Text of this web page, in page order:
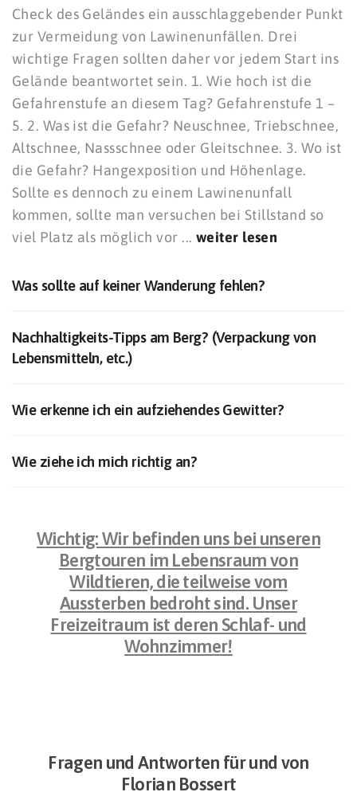
Check des Geländes ein ausschlaggebender Punkt
zur Vermeidung von Lawinenunfällen. Drei
wichtige Fragen sollten daher vor jedem Start ins
Gelände beantwortet sein. 1. Wie hoch ist die
Gefahrenstufe an diesem Tag? Gefahrenstufe 1 –
5. 2. Was ist die Gefahr? Neuschnee, Triebschnee,
Altschnee, Nassschnee oder Gleitschnee. 3. Wo ist
die Gefahr? Hangexposition und Höhenlage.
Sollte es dennoch zu einem Lawinenunfall
kommen, sollte man versuchen bei Stillstand so
viel Platz als möglich vor ... weiter lesen
Was sollte auf keiner Wanderung fehlen?
Nachhaltigkeits-Tipps am Berg? (Verpackung von
Lebensmitteln, etc.)​
Wie erkenne ich ein aufziehendes Gewitter?
Wie ziehe ich mich richtig an?​
Wichtig: Wir befinden uns bei unseren
Bergtouren im Lebensraum von
Wildtieren, die teilweise vom
Aussterben bedroht sind. Unser
Freizeitraum ist deren Schlaf- und
Wohnzimmer!
Fragen und Antworten für und von
Florian Bossert